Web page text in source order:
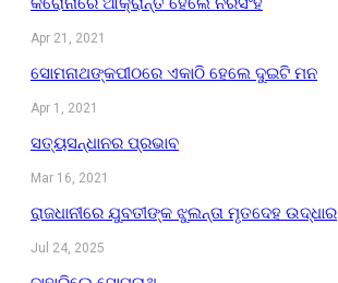
Apr 21, 2021
ସୋମନାଥଙ୍କପୀଠରେ ଏକାଠି ହେଲେ ଦୁଇଟି ମନ
Apr 1, 2021
ସତ୍ୟସନ୍ଧାନର ପ୍ରଭାବ
Mar 16, 2021
ରାଜଧାନୀରେ ଯୁବତୀଙ୍କ ଝୁଲନ୍ତା ମୃତଦେହ ଉଦ୍ଧାର
Jul 24, 2025